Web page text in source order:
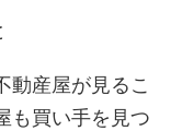
動産屋が見るこ
も買い手を見つ